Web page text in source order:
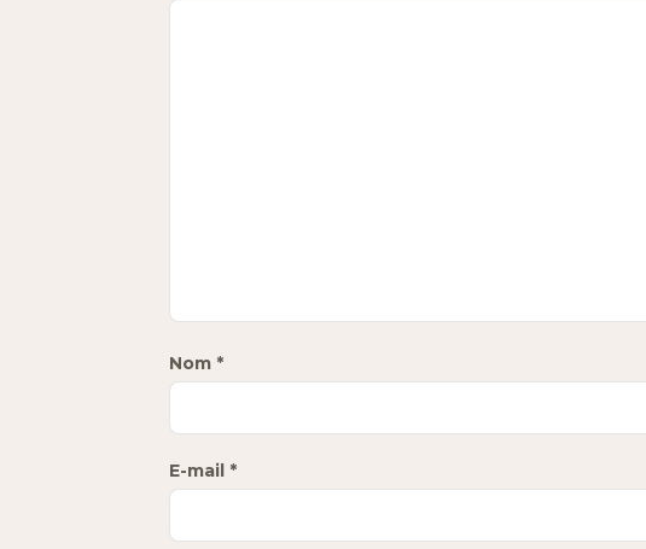
Nom *
E-mail *